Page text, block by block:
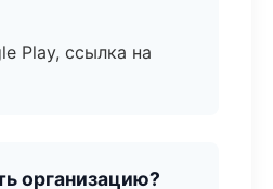
Play, ссылка на
организацию?